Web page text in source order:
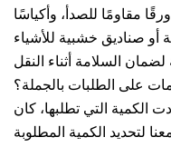
مقاومًا للصدأ، وأكياسًا
أو صناديق خشبية للأشياء
الكمية التي تطلبها، كان
لتحديد الكمية المطلوبة